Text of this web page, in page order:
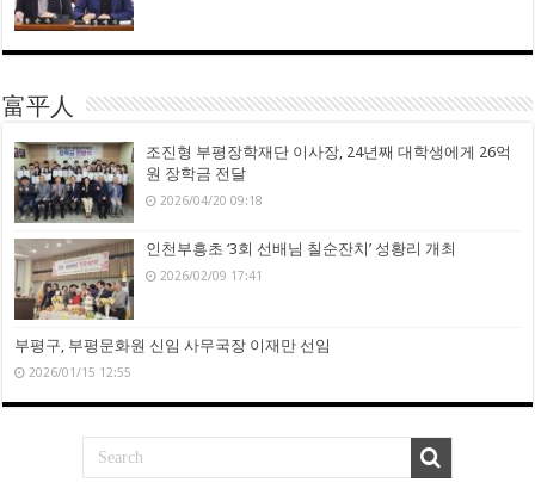
富平人
조진형 부평장학재단 이사장, 24년째 대학생에게 26억
원 장학금 전달
2026/04/20 09:18
인천부흥초 ‘3회 선배님 칠순잔치’ 성황리 개최
2026/02/09 17:41
부평구, 부평문화원 신임 사무국장 이재만 선임
2026/01/15 12:55